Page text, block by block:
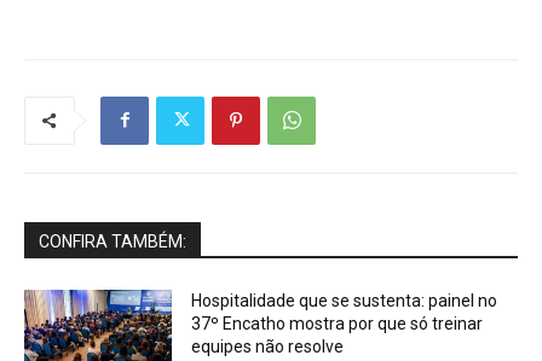
CONFIRA TAMBÉM:
Hospitalidade que se sustenta: painel no
37º Encatho mostra por que só treinar
equipes não resolve